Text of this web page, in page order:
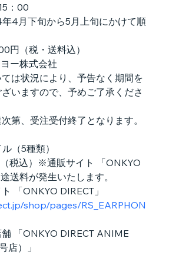
：00
4月下旬から5月上旬にかけて順
円（税・送料込）
ー株式会社
は状況により、予告なく期間を
いますので、予めご了承くださ
第、受注受付終了となります。
（5種類）
税込）※通販サイト 「ONKYO
送料が発生いたします。
「ONKYO DIRECT」
shop/pages/RS_EARPHON
「ONKYO DIRECT ANIME
店）」